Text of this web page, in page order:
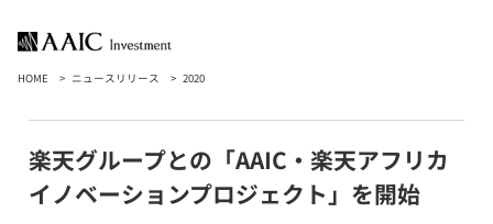
HOME ニュースリリース 2020
楽天グループとの「AAIC・楽天アフリカ
イノベーションプロジェクト」を開始